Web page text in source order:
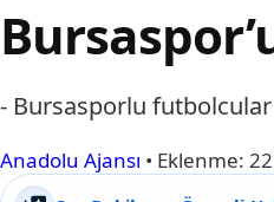
- Bursasporlu futbolcular
Anadolu Ajansı • Eklenme: